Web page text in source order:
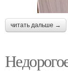
читать дальше →